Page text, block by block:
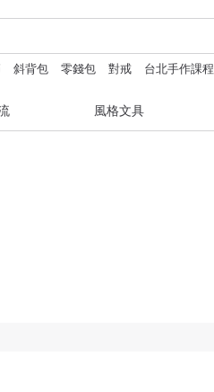
斜背包 零錢包 對戒 台北手作課程
風格文具